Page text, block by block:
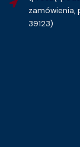
zamówienia,
39123)